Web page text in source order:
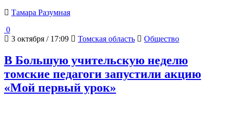
Тамара Разумная
0
3 октября / 17:09
Томская область Общество
В Большую учительскую неделю
томские педагоги запустили акцию
«Мой первый урок»